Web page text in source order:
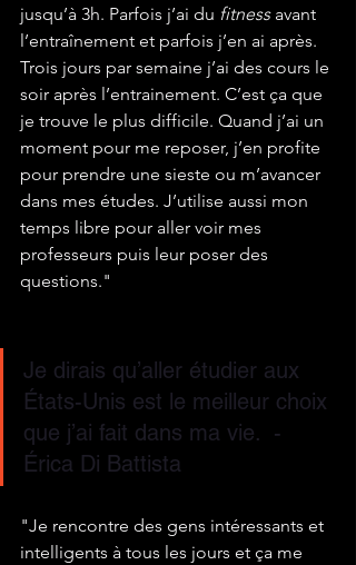
jusqu’à 3h. Parfois j’ai du fitness avant
l’entraînement et parfois j’en ai après.
Trois jours par semaine j’ai des cours le
soir après l’entrainement. C’est ça que
je trouve le plus difficile. Quand j’ai un
moment pour me reposer, j’en profite
pour prendre une sieste ou m’avancer
dans mes études. J’utilise aussi mon
temps libre pour aller voir mes
professeurs puis leur poser des
questions."
Je dirais qu’aller étudier aux
États-Unis est le meilleur choix
que j’ai fait dans ma vie.  -
Érica Di Battista
"Je rencontre des gens intéressants et
intelligents à tous les jours et ça me